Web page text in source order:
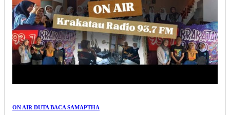
ON AIR DUTA BACA SAMAPTHA